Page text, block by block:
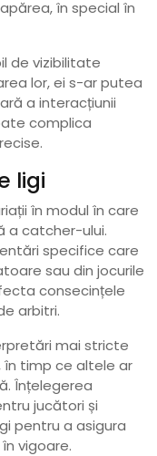
în special în
de vizibilitate
lor, ei s-ar putea
a interacțiunii
complica
ligi
în modul în care
a catcher-ului.
specifice care
sau din jocurile
consecințele
arbitri.
mai stricte
timp ce altele ar
Înțelegerea
jucători și
pentru a asigura
vigoare.